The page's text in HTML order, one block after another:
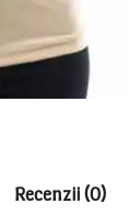
Recenzii (0)